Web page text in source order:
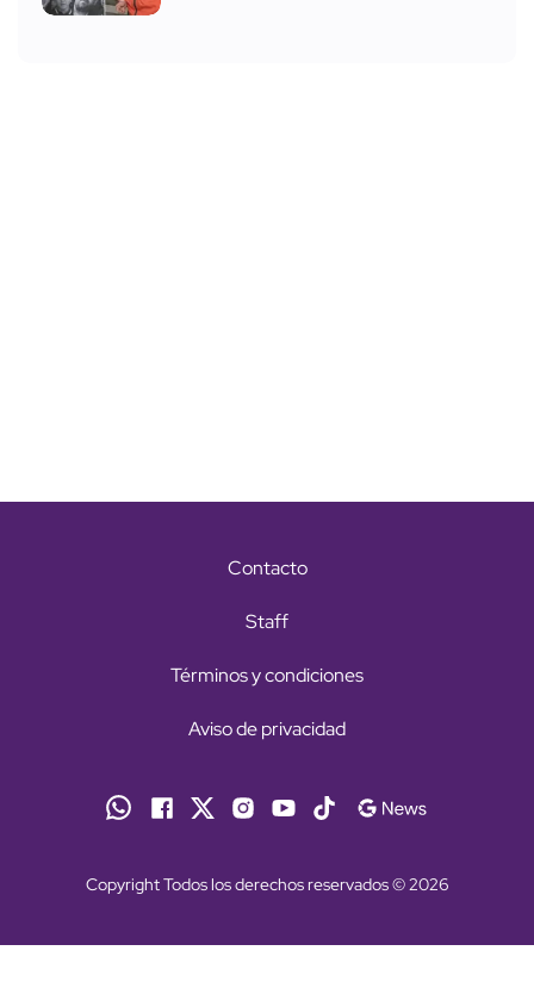
Contacto
Staff
Términos y condiciones
Aviso de privacidad
Copyright Todos los derechos reservados © 2026